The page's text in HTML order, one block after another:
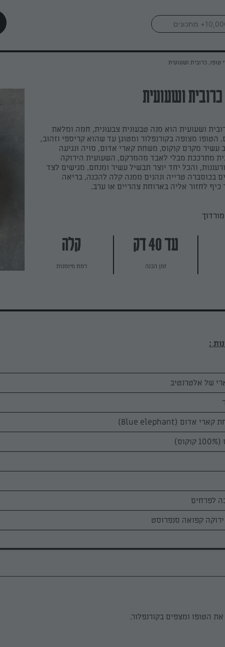
טופו, כרובית ושעועית
ושעועית
ושעועית הוא מנה טבעונית צבעונית, חמה ומלאת
הטופו מצופה בקורנפלור ומטוגן עד שהוא קריספי וזהוב,
עשיר מקרם קוקוס, משחת קארי אדום, סויה ונגיעה
מתרככת מבלי לאבד מהמרקם, השעועית הירוקה
והכל יחד יוצר תבשיל עשיר ומנחם. מגישים לצד
בכוסברה טרייה ונהנים ממנה קלה להכנה, בריאה
לחזור אליה בארוחת צהריים או ערב.
עד 40 דק
זמן הכנה
קלה
רמת מיומנות
הטופו ומצפים בקורנפלור.